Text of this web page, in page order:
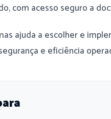
com acesso seguro a
ajuda a escolher e
e eficiência